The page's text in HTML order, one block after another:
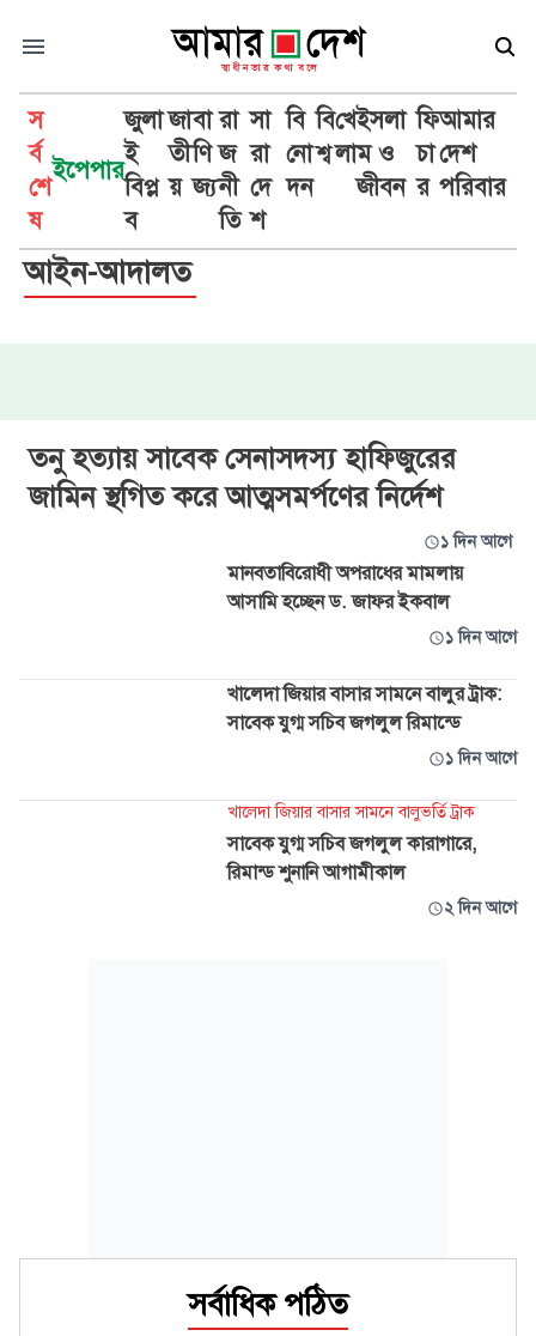
স
র্ব
শে
ষ
ইপেপার
জুলা
ই
বিপ্ল
ব
জা
তী
য়
বা
ণি
জ্য
রা
জ
নী
তি
সা
রা
দে
শ
বি
নো
দন
বি
শ্ব
খে
লা
ইসলা
ম ও
জীবন
ফি
চা
র
আমার
দেশ
পরিবার
আইন-আদালত
তনু হত্যায় সাবেক সেনাসদস্য হাফিজুরের
জামিন স্থগিত করে আত্মসমর্পণের নির্দেশ
১ দিন আগে
মানবতাবিরোধী অপরাধের মামলায়
আসামি হচ্ছেন ড. জাফর ইকবাল
১ দিন আগে
খালেদা জিয়ার বাসার সামনে বালুর ট্রাক:
সাবেক যুগ্ম সচিব জগলুল রিমান্ডে
১ দিন আগে
খালেদা জিয়ার বাসার সামনে বালুভর্তি ট্রাক
সাবেক যুগ্ম সচিব জগলুল কারাগারে,
রিমান্ড শুনানি আগামীকাল
২ দিন আগে
সর্বাধিক পঠিত